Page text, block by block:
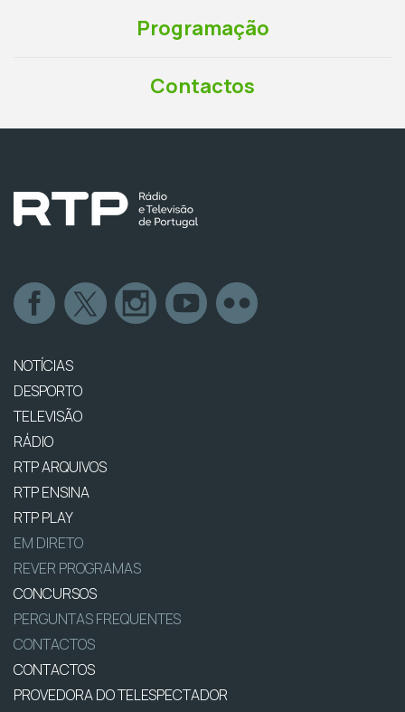
Programação
Contactos
NOTÍCIAS
DESPORTO
TELEVISÃO
RÁDIO
RTP ARQUIVOS
RTP ENSINA
RTP PLAY
EM DIRETO
REVER PROGRAMAS
CONCURSOS
PERGUNTAS FREQUENTES
CONTACTOS
CONTACTOS
PROVEDORA DO TELESPECTADOR